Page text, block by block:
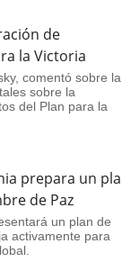
de
la Victoria
comentó sobre la
sobre la
del Plan para la
prepara un
de Paz
un plan de
activamente para